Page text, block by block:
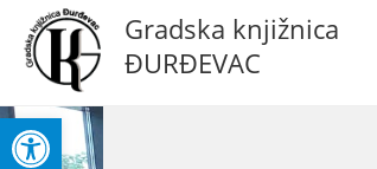
Open toolbar
Gradska knjižnica
ĐURĐEVAC